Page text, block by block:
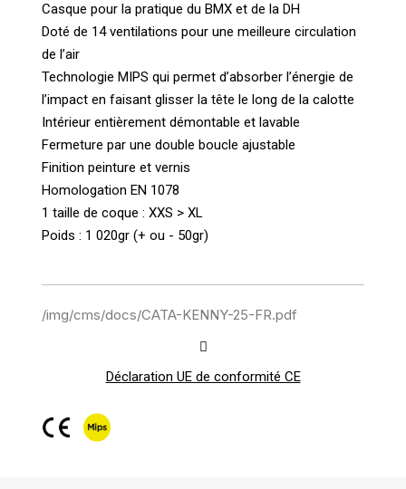
Casque pour la pratique du BMX et de la DH
Doté de 14 ventilations pour une meilleure circulation
de l’air
Technologie MIPS qui permet d’absorber l’énergie de
l’impact en faisant glisser la tête le long de la calotte
Intérieur entièrement démontable et lavable
Fermeture par une double boucle ajustable
Finition peinture et vernis
Homologation EN 1078
1 taille de coque : XXS > XL
Poids : 1 020gr (+ ou - 50gr)
/img/cms/docs/CATA-KENNY-25-FR.pdf
Déclaration UE de conformité CE